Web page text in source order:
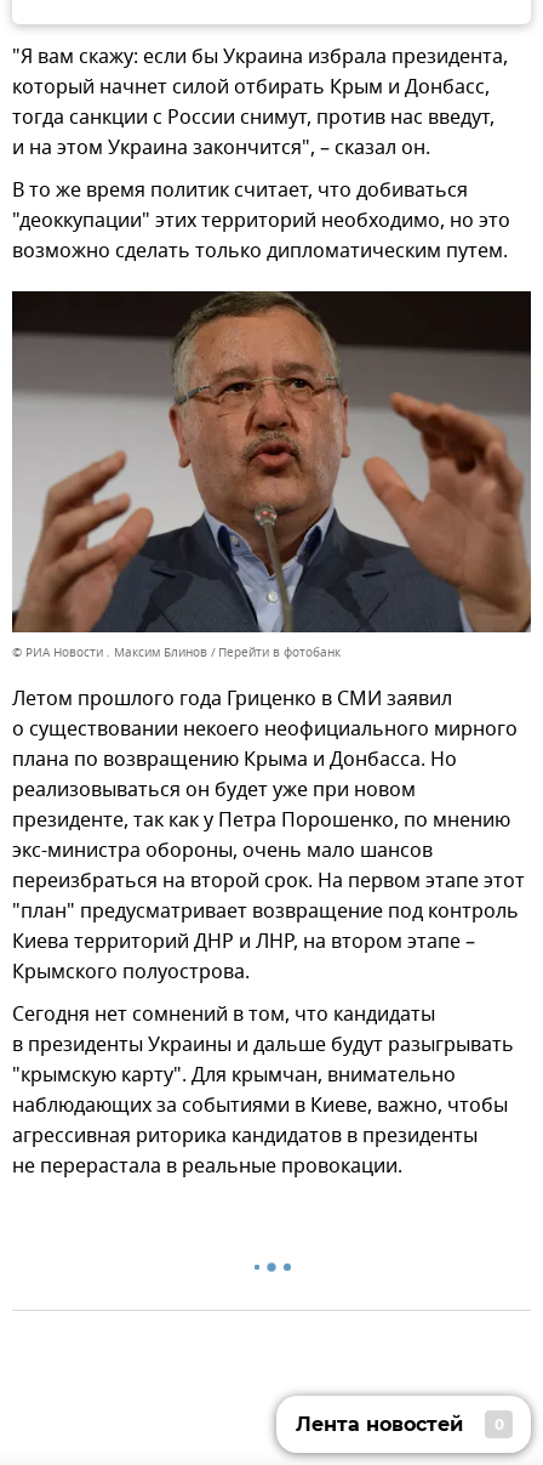
"Я вам скажу: если бы Украина избрала президента,
который начнет силой отбирать Крым и Донбасс,
тогда санкции с России снимут, против нас введут,
и на этом Украина закончится", – сказал он.
В то же время политик считает, что добиваться
"деоккупации" этих территорий необходимо, но это
возможно сделать только дипломатическим путем.
© РИА Новости . Максим Блинов Перейти в фотобанк
Летом прошлого года Гриценко в СМИ заявил
о существовании некоего неофициального мирного
плана по возвращению Крыма и Донбасса. Но
реализовываться он будет уже при новом
президенте, так как у Петра Порошенко, по мнению
экс-министра обороны, очень мало шансов
переизбраться на второй срок. На первом этапе этот
"план" предусматривает возвращение под контроль
Киева территорий ДНР и ЛНР, на втором этапе –
Крымского полуострова.
Сегодня нет сомнений в том, что кандидаты
в президенты Украины и дальше будут разыгрывать
"крымскую карту". Для крымчан, внимательно
наблюдающих за событиями в Киеве, важно, чтобы
агрессивная риторика кандидатов в президенты
не перерастала в реальные провокации.
Лента новостей 0
Лента новостей